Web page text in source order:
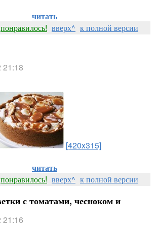
читать
понравилось! вверх^ к полной версии
21:18
[420x315]
читать
понравилось! вверх^ к полной версии
с томатами, чесноком и
21:16